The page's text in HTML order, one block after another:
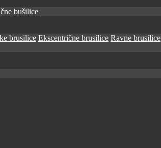
bušilice
brusilice Ekscentrične brusilice Ravne brusilice